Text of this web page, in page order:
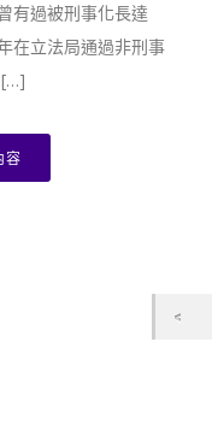
有過被刑事化長達
在立法局通過非刑事
[…]
容